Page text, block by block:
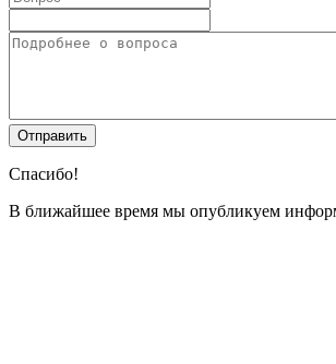
Спасибо!
В ближайшее время мы опубликуем